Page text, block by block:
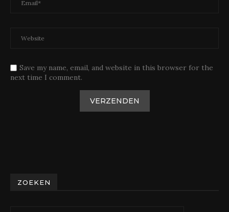
Save my name, email, and website in this browser for the
next time I comment.
ZOEKEN